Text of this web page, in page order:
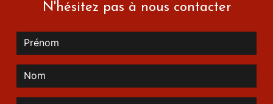
N'hésitez pas à nous contacter